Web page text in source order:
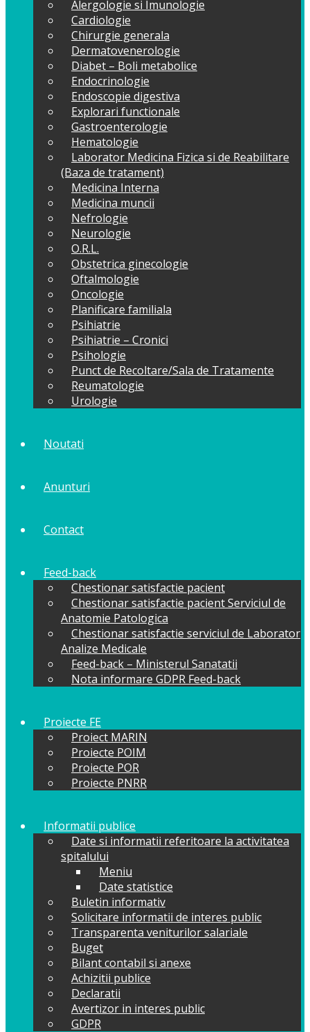
Alergologie si Imunologie
Cardiologie
Chirurgie generala
Dermatovenerologie
Diabet – Boli metabolice
Endocrinologie
Endoscopie digestiva
Explorari functionale
Gastroenterologie
Hematologie
Laborator Medicina Fizica si de Reabilitare
(Baza de tratament)
Medicina Interna
Medicina muncii
Nefrologie
Neurologie
O.R.L.
Obstetrica ginecologie
Oftalmologie
Oncologie
Planificare familiala
Psihiatrie
Psihiatrie – Cronici
Psihologie
Punct de Recoltare/Sala de Tratamente
Reumatologie
Urologie
Noutati
Anunturi
Contact
Feed-back
Chestionar satisfactie pacient
Chestionar satisfactie pacient Serviciul de
Anatomie Patologica
Chestionar satisfactie serviciul de Laborator
Analize Medicale
Feed-back – Ministerul Sanatatii
Nota informare GDPR Feed-back
Proiecte FE
Proiect MARIN
Proiecte POIM
Proiecte POR
Proiecte PNRR
Informatii publice
Date si informatii referitoare la activitatea
spitalului
Meniu
Date statistice
Buletin informativ
Solicitare informatii de interes public
Transparenta veniturilor salariale
Buget
Bilant contabil si anexe
Achizitii publice
Declaratii
Avertizor in interes public
GDPR